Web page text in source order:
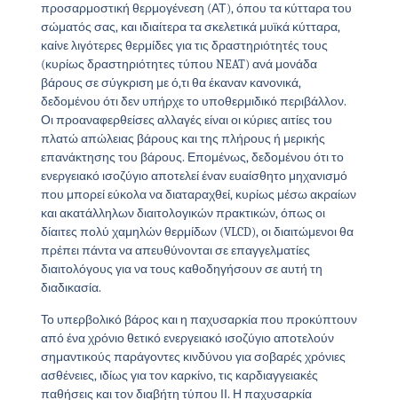
προσαρμοστική θερμογένεση (ΑΤ), όπου τα κύτταρα του
σώματός σας, και ιδιαίτερα τα σκελετικά μυϊκά κύτταρα,
καίνε λιγότερες θερμίδες για τις δραστηριότητές τους
(κυρίως δραστηριότητες τύπου NEAT) ανά μονάδα
βάρους σε σύγκριση με ό,τι θα έκαναν κανονικά,
δεδομένου ότι δεν υπήρχε το υποθερμιδικό περιβάλλον.
Οι προαναφερθείσες αλλαγές είναι οι κύριες αιτίες του
πλατώ απώλειας βάρους και της πλήρους ή μερικής
επανάκτησης του βάρους. Επομένως, δεδομένου ότι το
ενεργειακό ισοζύγιο αποτελεί έναν ευαίσθητο μηχανισμό
που μπορεί εύκολα να διαταραχθεί, κυρίως μέσω ακραίων
και ακατάλληλων διαιτολογικών πρακτικών, όπως οι
δίαιτες πολύ χαμηλών θερμίδων (VLCD), οι διαιτώμενοι θα
πρέπει πάντα να απευθύνονται σε επαγγελματίες
διαιτολόγους για να τους καθοδηγήσουν σε αυτή τη
διαδικασία.
Το υπερβολικό βάρος και η παχυσαρκία που προκύπτουν
από ένα χρόνιο θετικό ενεργειακό ισοζύγιο αποτελούν
σημαντικούς παράγοντες κινδύνου για σοβαρές χρόνιες
ασθένειες, ιδίως για τον καρκίνο, τις καρδιαγγειακές
παθήσεις και τον διαβήτη τύπου ΙΙ. Η παχυσαρκία